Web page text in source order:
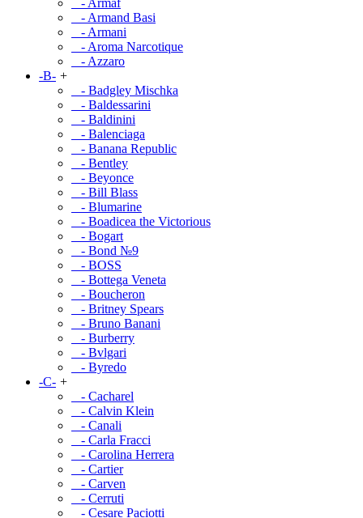
- Armand Basi
- Armani
- Aroma Narcotique
- Azzaro
-B- +
- Badgley Mischka
- Baldessarini
- Baldinini
- Balenciaga
- Banana Republic
- Bentley
- Beyonce
- Bill Blass
- Blumarine
- Boadicea the Victorious
- Bogart
- Bond №9
- BOSS
- Bottega Veneta
- Boucheron
- Britney Spears
- Bruno Banani
- Burberry
- Bvlgari
- Byredo
-C- +
- Cacharel
- Calvin Klein
- Canali
- Carla Fracci
- Carolina Herrera
- Cartier
- Carven
- Cerruti
- Cesare Paciotti